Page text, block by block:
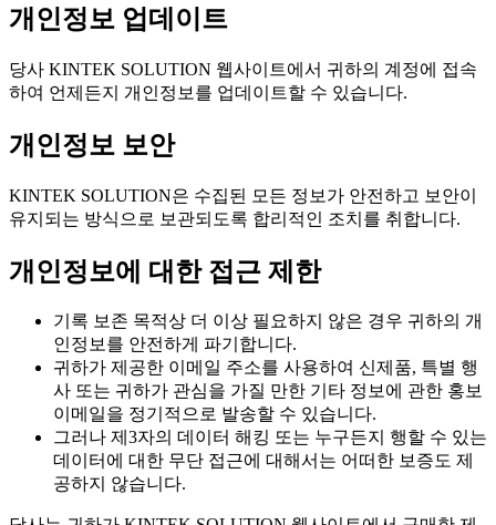
개인정보 업데이트
당사 KINTEK SOLUTION 웹사이트에서 귀하의 계정에 접속
하여 언제든지 개인정보를 업데이트할 수 있습니다.
개인정보 보안
KINTEK SOLUTION은 수집된 모든 정보가 안전하고 보안이
유지되는 방식으로 보관되도록 합리적인 조치를 취합니다.
개인정보에 대한 접근 제한
기록 보존 목적상 더 이상 필요하지 않은 경우 귀하의 개
인정보를 안전하게 파기합니다.
귀하가 제공한 이메일 주소를 사용하여 신제품, 특별 행
사 또는 귀하가 관심을 가질 만한 기타 정보에 관한 홍보
이메일을 정기적으로 발송할 수 있습니다.
그러나 제3자의 데이터 해킹 또는 누구든지 행할 수 있는
데이터에 대한 무단 접근에 대해서는 어떠한 보증도 제
공하지 않습니다.